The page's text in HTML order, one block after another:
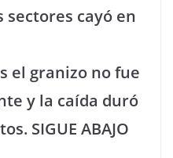
sectores cayó en
el granizo no fue
y la caída duró
SIGUE ABAJO